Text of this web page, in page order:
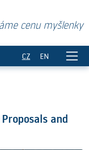
cenu myšlenky
CZ EN
and